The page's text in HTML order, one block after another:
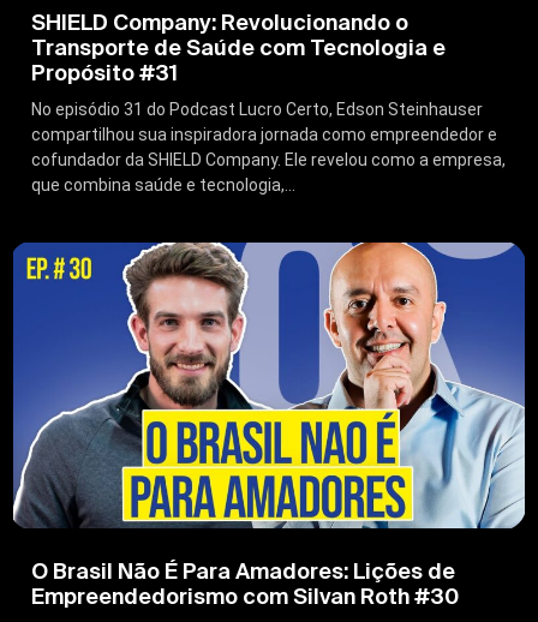
SHIELD Company: Revolucionando o
Transporte de Saúde com Tecnologia e
Propósito #31
No episódio 31 do Podcast Lucro Certo, Edson Steinhauser
compartilhou sua inspiradora jornada como empreendedor e
cofundador da SHIELD Company. Ele revelou como a empresa,
que combina saúde e tecnologia,...
O Brasil Não É Para Amadores: Lições de
Empreendedorismo com Silvan Roth #30